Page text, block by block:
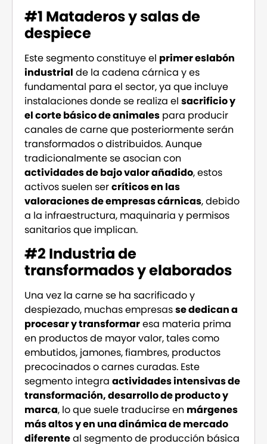
#1 Mataderos y salas de
despiece
Este segmento constituye el primer eslabón
industrial de la cadena cárnica y es
fundamental para el sector, ya que incluye
instalaciones donde se realiza el sacrificio y
el corte básico de animales para producir
canales de carne que posteriormente serán
transformados o distribuidos. Aunque
tradicionalmente se asocian con
actividades de bajo valor añadido, estos
activos suelen sercríticos en las
valoraciones de empresas cárnicas, debido
a la infraestructura, maquinaria y permisos
sanitarios que implican.
#2 Industria de
transformados y elaborados
Una vez la carne se ha sacrificado y
despiezado, muchas empresasse dedican a
procesar y transformaresa materia prima
en productos de mayor valor, tales como
embutidos, jamones, fiambres, productos
precocinados o carnes curadas. Este
segmento integra actividades intensivas de
transformación, desarrollo de producto y
marca, lo que suele traducirse en márgenes
más altos y en una dinámica de mercado
diferenteal segmento de producción básica